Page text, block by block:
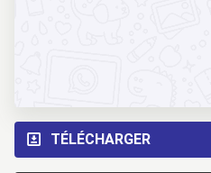
TÉLÉCHARGER